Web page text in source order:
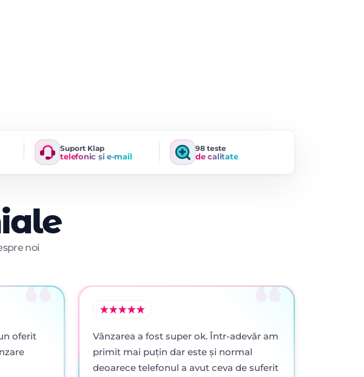
Suport Klap
telefonic și e-mail
98 teste
de calitate
noi
oferit
Vânzarea a fost super ok. Într-adevăr am
primit mai puţin dar este şi normal
deoarece telefonul a avut ceva de suferit